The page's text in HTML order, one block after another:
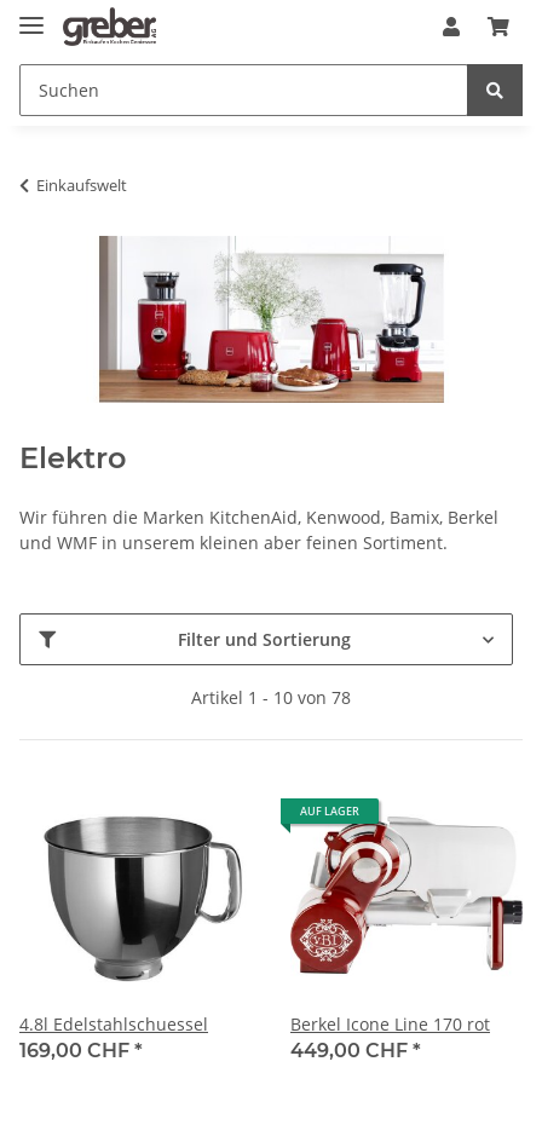
Einkaufswelt
Elektro
Wir führen die Marken KitchenAid, Kenwood, Bamix, Berkel
und WMF in unserem kleinen aber feinen Sortiment.
Filter und Sortierung
Artikel 1 - 10 von 78
4.8l Edelstahlschuessel
169,00 CHF *
AUF LAGER
Berkel Icone Line 170 rot
449,00 CHF *